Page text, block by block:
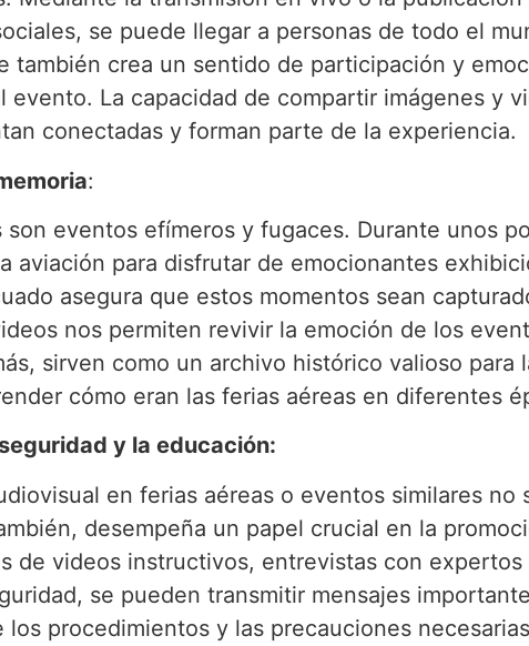
se puede llegar a personas de todo el
también crea un sentido de participación y
evento. La capacidad de compartir imágenes y
conectadas y forman parte de la experiencia.
:
son eventos efímeros y fugaces. Durante unos
aviación para disfrutar de emocionantes
asegura que estos momentos sean
nos permiten revivir la emoción de los
sirven como un archivo histórico valioso
cómo eran las ferias aéreas en diferentes
y la educación:
en ferias aéreas o eventos similares
desempeña un papel crucial en la
de videos instructivos, entrevistas con
se pueden transmitir mensajes
los procedimientos y las precauciones